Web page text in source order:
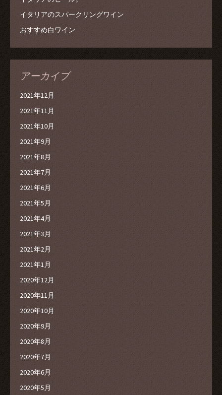
イタリアのスパークリングワイン
おすすめ白ワイン
アーカイブ
2021年12月
2021年11月
2021年10月
2021年9月
2021年8月
2021年7月
2021年6月
2021年5月
2021年4月
2021年3月
2021年2月
2021年1月
2020年12月
2020年11月
2020年10月
2020年9月
2020年8月
2020年7月
2020年6月
2020年5月